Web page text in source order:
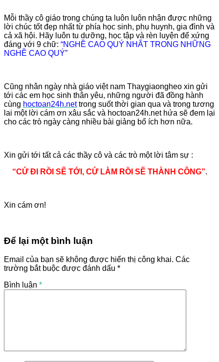
Mỗi thầy cô giáo trong chúng ta luôn luôn nhận được những
lời chúc tốt đẹp nhất từ phía học sinh, phụ huynh, gia đình và
cả xã hội. Hãy luôn tu dưỡng, học tập và rèn luyện để xứng
đáng với 9 chữ: “NGHỀ CAO QUÝ NHẤT TRONG NHỮNG
NGHỀ CAO QUÝ”
Cũng nhân ngày nhà giáo việt nam Thaygiaongheo xin gửi
tới các em học sinh thân yêu, những người đã đồng hành
cùng hoctoan24h.nettrong suốt thời gian qua và trong tương
lai một lời cám ơn xâu sắc và hoctoan24h.net hứa sẽ đem lại
cho các trò ngày càng nhiều bài giảng bổ ích hơn nữa.
Xin gửi tới tất cả các thầy cô và các trò một lời tâm sự :
“CỨ ĐI RỒI SẼ TỚI, CỨ LÀM RỒI SẼ THÀNH CÔNG”.
Xin cám ơn!
Để lại một bình luận
Email của bạn sẽ không được hiển thị công khai. Các
trường bắt buộc được đánh dấu *
Bình luận *